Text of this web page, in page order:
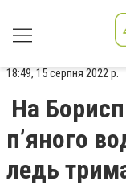
18:49, 15 серпня 2022 р.
На
п’яного
ледь